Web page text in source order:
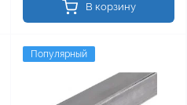
В корзину
Популярный